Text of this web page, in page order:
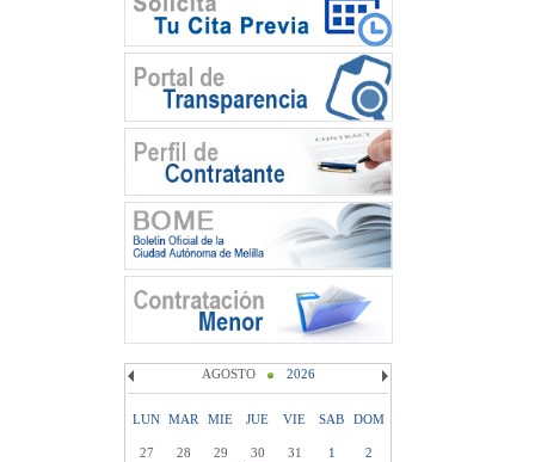
AGOSTO 2026
LUN MAR MIE JUE VIE SAB DOM
27 28 29 30 31 1
2